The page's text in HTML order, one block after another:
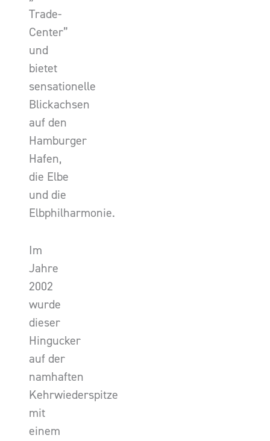
Trade-
Center”
und
bietet
sensationelle
Blickachsen
auf den
Hamburger
Hafen,
die Elbe
und die
Elbphilharmonie.
Im
Jahre
2002
wurde
dieser
Hingucker
auf der
namhaften
Kehrwiederspitze
mit
einem